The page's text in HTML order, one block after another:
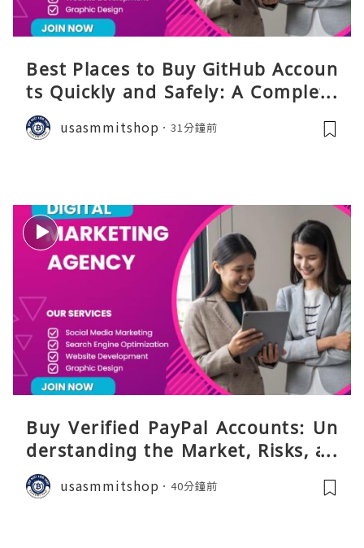
Best Places to Buy GitHub Accoun
ts Quickly and Safely: A Complete
Guide
usasmmitshop 31分鐘前
Buy Verified PayPal Accounts: Un
derstanding the Market, Risks, an
d Safer Alternatives
usasmmitshop 40分鐘前